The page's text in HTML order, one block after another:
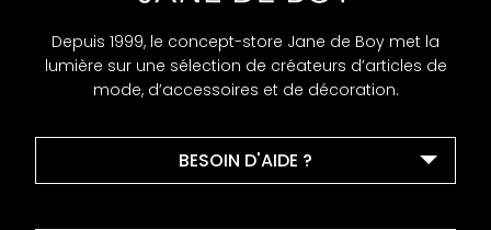
Depuis 1999, le concept-store Jane de Boy met la
lumière sur une sélection de créateurs d’articles de
mode, d’accessoires et de décoration.
BESOIN D'AIDE ?